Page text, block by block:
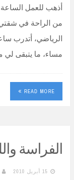
أذهب للعمل
من الراحة في
الرياضي، أتدرب
مساء، ما يتبقى
READ MORE
الفراسة
15 أبريل 2010